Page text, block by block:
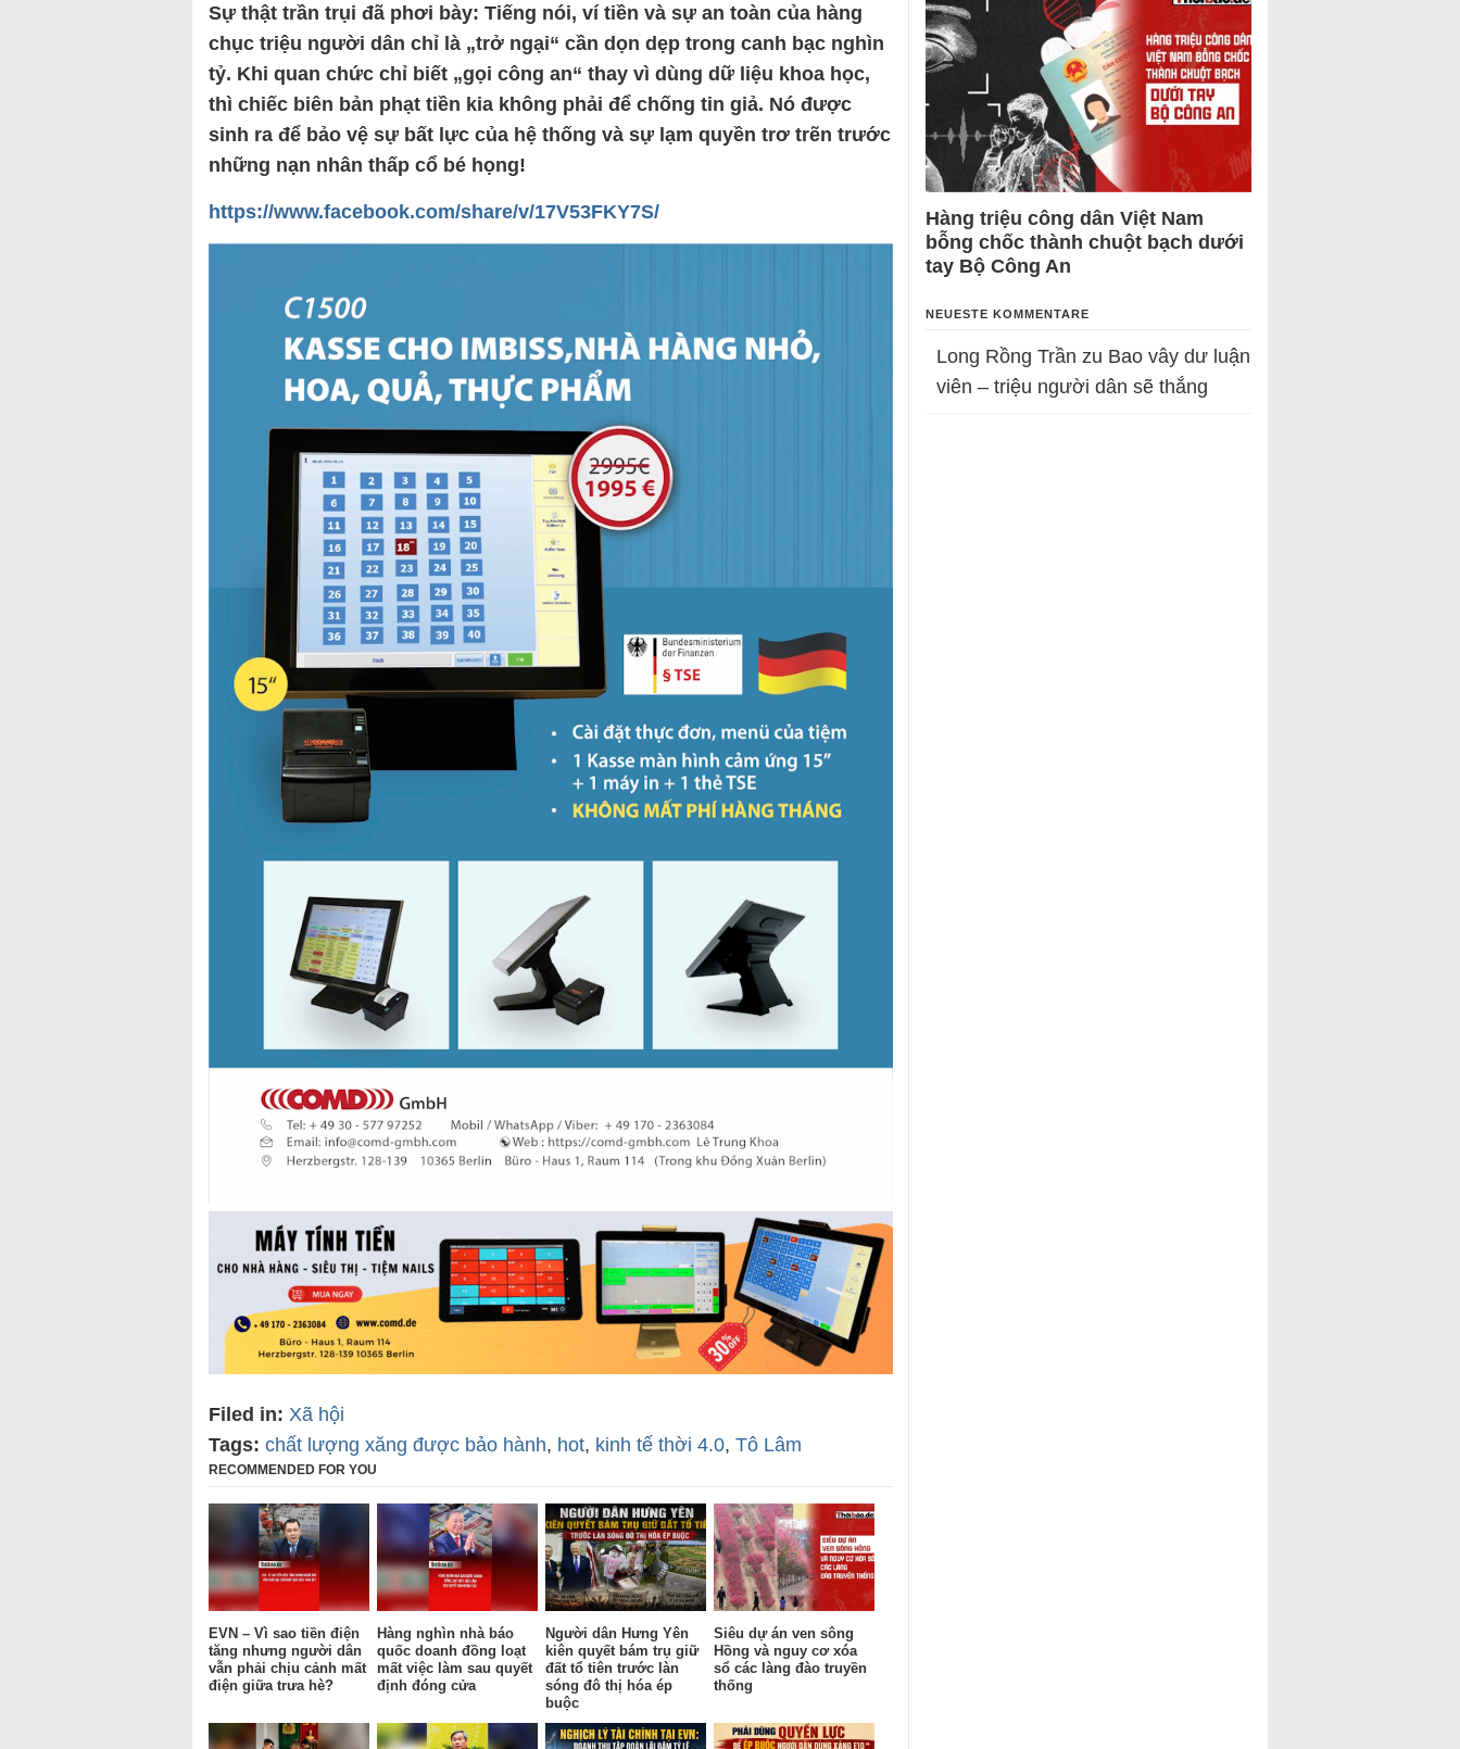
Sự thật trần trụi đã phơi bày: Tiếng nói, ví tiền và sự an toàn của hàng
chục triệu người dân chỉ là „trở ngại“ cần dọn dẹp trong canh bạc nghìn
tỷ. Khi quan chức chỉ biết „gọi công an“ thay vì dùng dữ liệu khoa học,
thì chiếc biên bản phạt tiền kia không phải để chống tin giả. Nó được
sinh ra để bảo vệ sự bất lực của hệ thống và sự lạm quyền trơ trẽn trước
những nạn nhân thấp cổ bé họng!
https://www.facebook.com/share/v/17V53FKY7S/
Filed in: Xã hội
Tags: chất lượng xăng được bảo hành, hot, kinh tế thời 4.0, Tô Lâm
RECOMMENDED FOR YOU
EVN – Vì sao tiền điện
tăng nhưng người dân
vẫn phải chịu cảnh mất
điện giữa trưa hè?
Hàng nghìn nhà báo
quốc doanh đồng loạt
mất việc làm sau quyết
định đóng cửa
Người dân Hưng Yên
kiên quyết bám trụ giữ
đất tổ tiên trước làn
sóng đô thị hóa ép
buộc
Siêu dự án ven sông
Hồng và nguy cơ xóa
sổ các làng đào truyền
thống
Hàng triệu công dân Việt Nam
bỗng chốc thành chuột bạch dưới
tay Bộ Công An
NEUESTE KOMMENTARE
Long Rồng Trần zu Bao vây dư luận
viên – triệu người dân sẽ thắng